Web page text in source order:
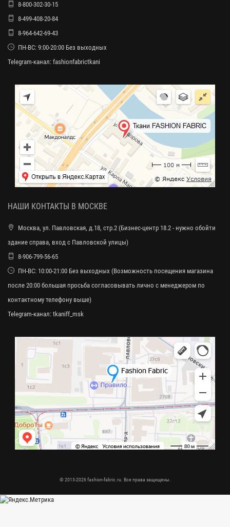
8-800-302-30-15
8-499-408-20-84
8-964-642-69-43
ПН-ВС: 9:00-20:00 Без выходных
Telegram-канал: fashionfabrictkani
НАШИ КОНТАКТЫ В МОСКВЕ
Москва, ул. Павловская, д.18, стр.2 (Бизнес-центр 18.2 - нужно обойти
здание справа, вход с Павловской улицы)
8-906-799-56-65
ПН-ВС: 10:00-21:00 Без выходных (Возможность посещения магазина
после 20:00 большая просьба согласовывать лично с менеджером по
контактному телефону выше)
Telegram-канал: tkaniff_msk
© 2013-2026 fashion-fabric.ru. Все права защищены.